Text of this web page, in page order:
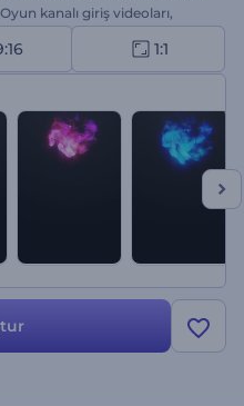
kanalı giriş videoları,
lansmanları, etkinlik
ve videolarınızı bugün
1:1